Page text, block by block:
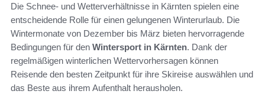
Die Schnee- und Wetterverhältnisse in Kärnten spielen eine
entscheidende Rolle für einen gelungenen Winterurlaub. Die
Wintermonate von Dezember bis März bieten hervorragende
Bedingungen für den Wintersport in Kärnten. Dank der
regelmäßigen winterlichen Wettervorhersagen können
Reisende den besten Zeitpunkt für ihre Skireise auswählen und
das Beste aus ihrem Aufenthalt herausholen.